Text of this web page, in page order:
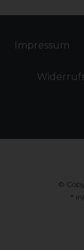
Impressum
©
*